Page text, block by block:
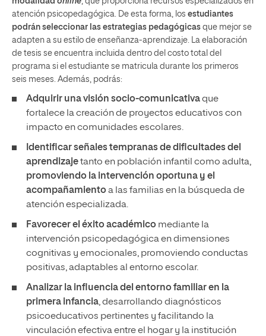
atención psicopedagógica. De esta forma, los estudiantes
podrán seleccionar las estrategias pedagógicas que mejor se
adapten a su estilo de enseñanza-aprendizaje. La elaboración
de tesis se encuentra incluida dentro del costo total del
programa si el estudiante se matricula durante los primeros
seis meses. Además, podrás:
Adquirir una visión socio-comunicativaque
fortalece la creación de proyectos educativos con
impacto en comunidades escolares.
Identificar señales tempranas de dificultades del
aprendizajetanto en población infantil como adulta,
promoviendo la intervención oportuna y el
acompañamientoa las familias en la búsqueda de
atención especializada.
Favorecer el éxito académico mediante la
intervención psicopedagógica en dimensiones
cognitivas y emocionales, promoviendo conductas
positivas, adaptables al entorno escolar.
Analizar la influencia del entorno familiar en la
primera infancia, desarrollando diagnósticos
psicoeducativos pertinentes y facilitando la
vinculación efectiva entre el hogar y la institución